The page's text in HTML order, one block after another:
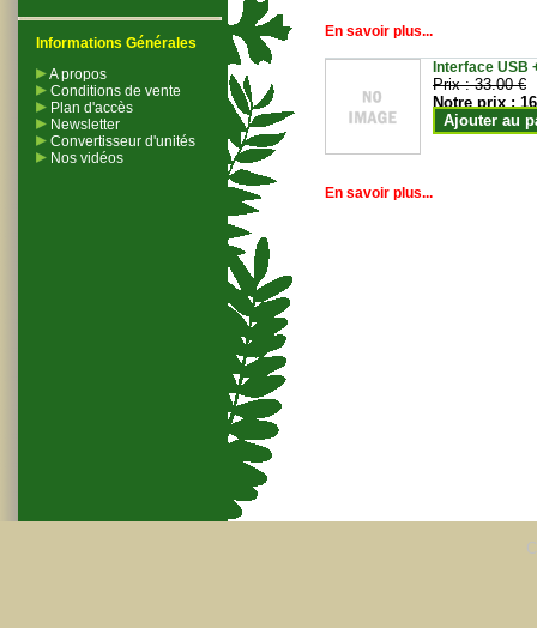
Informations Générales
A propos
Conditions de vente
Plan d'accès
Newsletter
Convertisseur d'unités
Nos vidéos
En savoir plus...
Interface USB
Prix :33.00 €
Notre prix :
Ajouter au
En savoir plus...